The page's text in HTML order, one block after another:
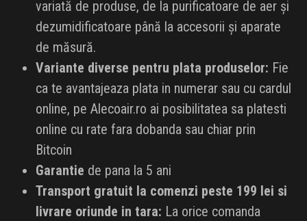
variată de produse, de la purificatoare de aer și
dezumidificatoare până la accesorii și aparate
de măsură.
Variante diverse pentru plata produselor: Fie
ca te avantajeaza plata in numerar sau cu cardul
online, pe Alecoair.ro ai posibilitatea sa platesti
online cu rate fara dobanda sau chiar prin
Bitcoin
Garantie de pana la 5 ani
Transport gratuit la comenzi peste 199 lei si
livrare oriunde in tara: La orice comanda